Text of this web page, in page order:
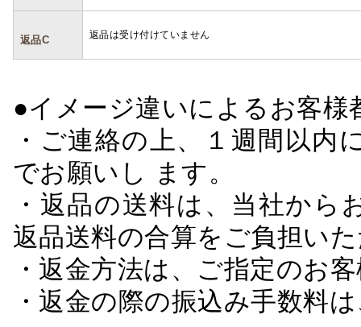
返品C 返品は受け付けていません
●イメージ違いによるお客
・ご連絡の上、１週間以
でお願いし ます。
・返品の送料は、当社か
返品送料の合算をご負担い
・返金方法は、ご指定のお
・返金の際の振込み手数料